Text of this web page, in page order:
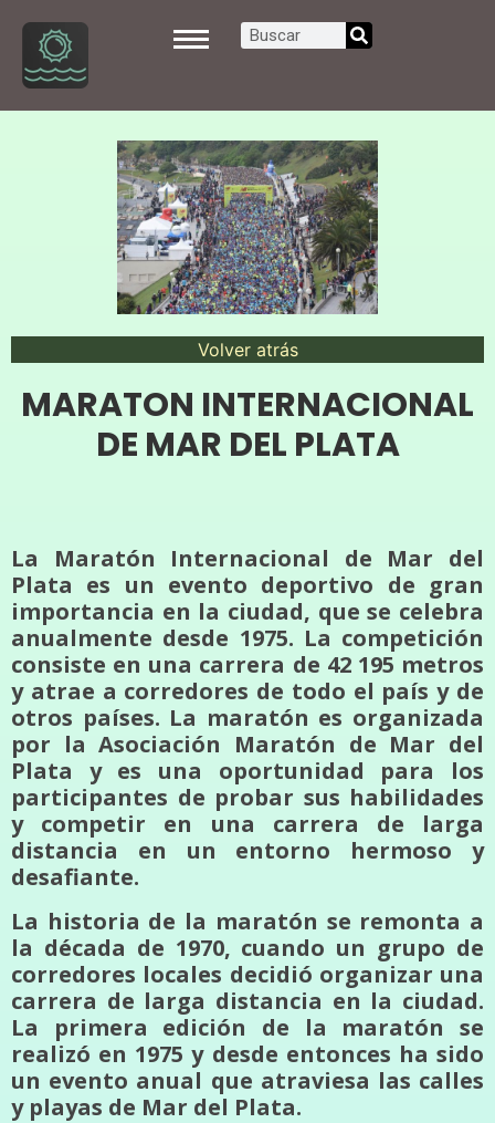
Volver atrás
MARATON INTERNACIONAL
DE MAR DEL PLATA
La Maratón Internacional de Mar del
Plata es un evento deportivo de gran
importancia en la ciudad, que se celebra
anualmente desde 1975. La competición
consiste en una carrera de 42 195 metros
y atrae a corredores de todo el país y de
otros países. La maratón es organizada
por la Asociación Maratón de Mar del
Plata y es una oportunidad para los
participantes de probar sus habilidades
y competir en una carrera de larga
distancia en un entorno hermoso y
desafiante.
La historia de la maratón se remonta a
la década de 1970, cuando un grupo de
corredores locales decidió organizar una
carrera de larga distancia en la ciudad.
La primera edición de la maratón se
realizó en 1975 y desde entonces ha sido
un evento anual que atraviesa las calles
y playas de Mar del Plata.